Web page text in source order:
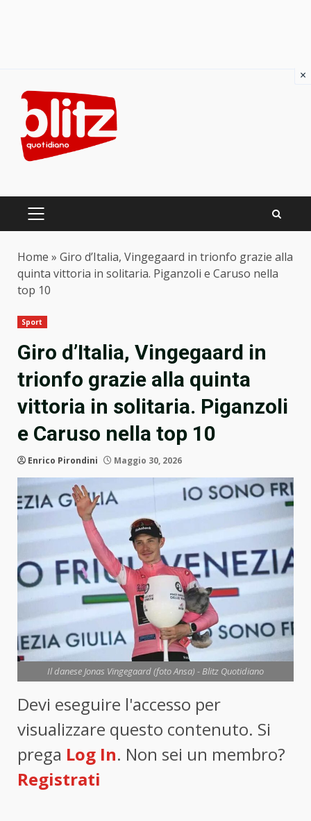
content
PRIMARY
Home » Giro d’Italia, Vingegaard in trionfo grazie alla
quinta vittoria in solitaria. Piganzoli e Caruso nella
top 10
Sport
Giro d’Italia, Vingegaard in
trionfo grazie alla quinta
vittoria in solitaria. Piganzoli
e Caruso nella top 10
Enrico Pirondini Maggio 30, 2026
Il danese Jonas Vingegaard (foto Ansa) - Blitz Quotidiano
Devi eseguire l'accesso per
visualizzare questo contenuto. Si
prega Log In. Non sei un membro?
Registrati
×